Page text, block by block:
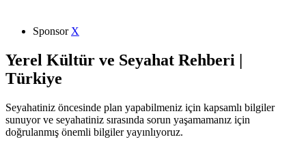
Sponsor X
Yerel Kültür ve Seyahat Rehberi |
Türkiye
Seyahatiniz öncesinde plan yapabilmeniz için kapsamlı bilgiler
sunuyor ve seyahatiniz sırasında sorun yaşamamanız için
doğrulanmış önemli bilgiler yayınlıyoruz.